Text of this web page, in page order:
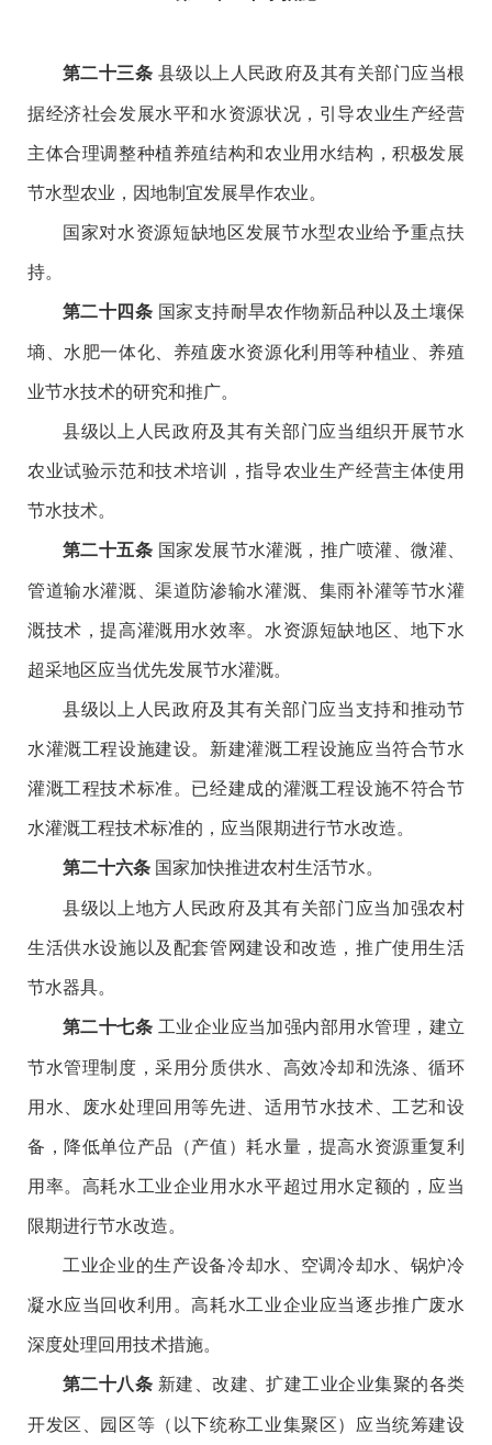
第二十三条 县级以上人民政府及其有关部门应当根
据经济社会发展水平和水资源状况，引导农业生产经营
主体合理调整种植养殖结构和农业用水结构，积极发展
节水型农业，因地制宜发展旱作农业。
国家对水资源短缺地区发展节水型农业给予重点扶
持。
第二十四条 国家支持耐旱农作物新品种以及土壤保
墒、水肥一体化、养殖废水资源化利用等种植业、养殖
业节水技术的研究和推广。
县级以上人民政府及其有关部门应当组织开展节水
农业试验示范和技术培训，指导农业生产经营主体使用
节水技术。
第二十五条 国家发展节水灌溉，推广喷灌、微灌、
管道输水灌溉、渠道防渗输水灌溉、集雨补灌等节水灌
溉技术，提高灌溉用水效率。水资源短缺地区、地下水
超采地区应当优先发展节水灌溉。
县级以上人民政府及其有关部门应当支持和推动节
水灌溉工程设施建设。新建灌溉工程设施应当符合节水
灌溉工程技术标准。已经建成的灌溉工程设施不符合节
水灌溉工程技术标准的，应当限期进行节水改造。
第二十六条 国家加快推进农村生活节水。
县级以上地方人民政府及其有关部门应当加强农村
生活供水设施以及配套管网建设和改造，推广使用生活
节水器具。
第二十七条 工业企业应当加强内部用水管理，建立
节水管理制度，采用分质供水、高效冷却和洗涤、循环
用水、废水处理回用等先进、适用节水技术、工艺和设
备，降低单位产品（产值）耗水量，提高水资源重复利
用率。高耗水工业企业用水水平超过用水定额的，应当
限期进行节水改造。
工业企业的生产设备冷却水、空调冷却水、锅炉冷
凝水应当回收利用。高耗水工业企业应当逐步推广废水
深度处理回用技术措施。
第二十八条 新建、改建、扩建工业企业集聚的各类
开发区、园区等（以下统称工业集聚区）应当统筹建设